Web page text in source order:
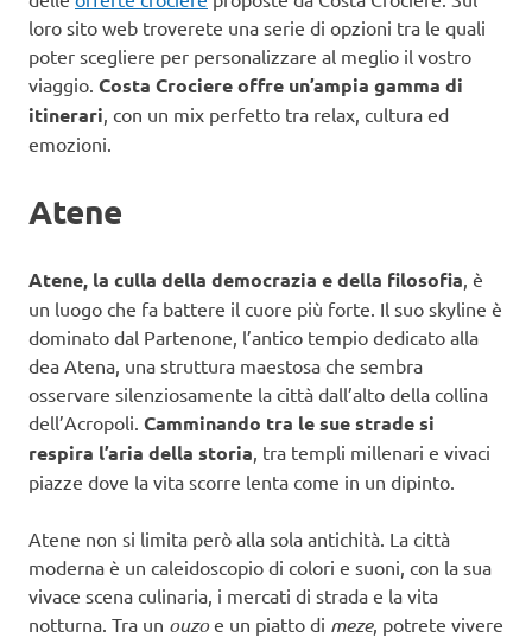
loro sito web troverete una serie di opzioni tra le quali
poter scegliere per personalizzare al meglio il vostro
viaggio. Costa Crociere offre un’ampia gamma di
itinerari , con un mix perfetto tra relax, cultura ed
emozioni.
Atene
Atene, la culla della democrazia e della filosofia , è
un luogo che fa battere il cuore più forte. Il suo skyline è
dominato dal Partenone, l’antico tempio dedicato alla
dea Atena, una struttura maestosa che sembra
osservare silenziosamente la città dall’alto della collina
dell’Acropoli. Camminando tra le sue strade si
respira l’aria della storia , tra templi millenari e vivaci
piazze dove la vita scorre lenta come in un dipinto.
Atene non si limita però alla sola antichità. La città
moderna è un caleidoscopio di colori e suoni, con la sua
vivace scena culinaria, i mercati di strada e la vita
notturna. Tra un ouzoe un piatto di meze, potrete vivere